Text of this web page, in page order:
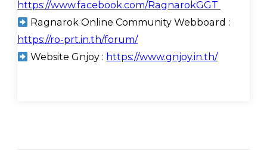
https://www.facebook.com/RagnarokGGT
Ragnarok Online Community Webboard :
https://ro-prt.in.th/forum/
Website Gnjoy : https://www.gnjoy.in.th/